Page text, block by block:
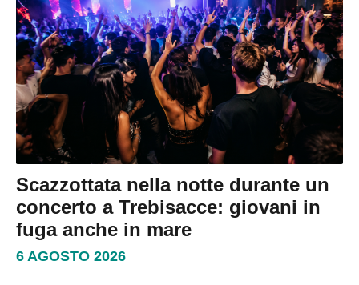
Scazzottata nella notte durante un
concerto a Trebisacce: giovani in
fuga anche in mare
6 AGOSTO 2026